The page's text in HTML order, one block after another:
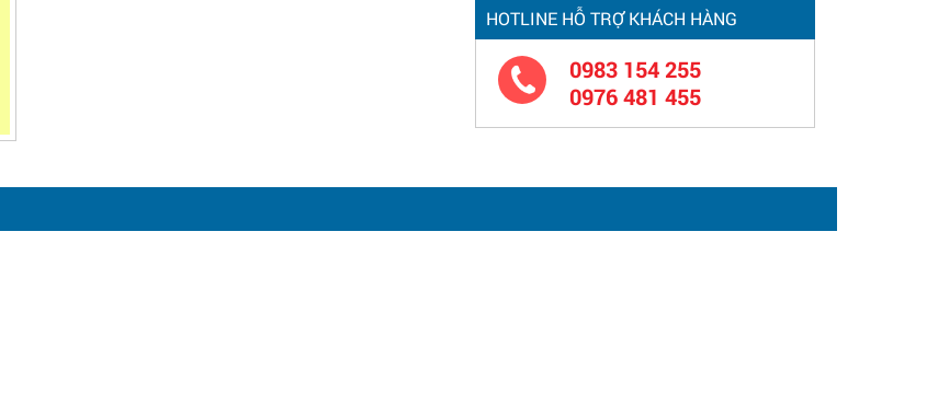
HOTLINE HỖ TRỢ KHÁCH HÀNG
0983 154 255
0976 481 455